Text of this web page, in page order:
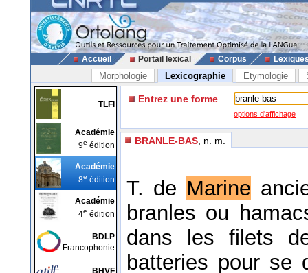
Accueil Portail lexical Corpus
Morphologie Lexicographie Etymologie
TLFi
Académie
9e édition
Académie
8e édition
Académie
4e édition
BDLP
Francophonie
BHVF
Entrez une forme
options d'affichage
BRANLE-BAS , n. m.
T. de Marine
branles ou
dans les filets
batteries pour se